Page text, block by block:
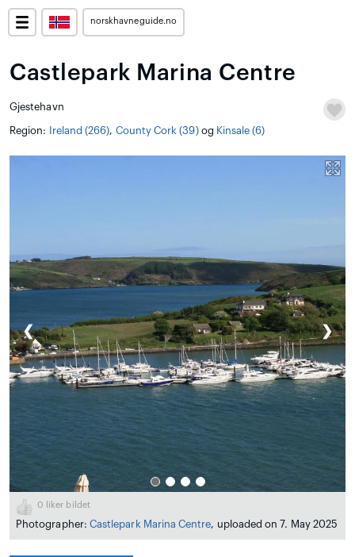
norskhavneguide.no
Castlepark Marina Centre
Gjestehavn
Region: Ireland (266), County Cork (39)og Kinsale (6)
❮ ❯
0 liker bildet
Photographer: Castlepark Marina Centre, uploaded on 7. May 2025